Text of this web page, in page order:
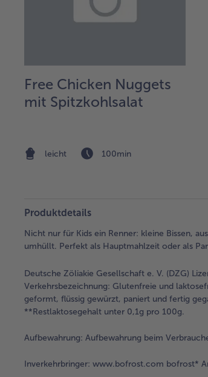
Free Chicken Nuggets
mit Spitzkohlsalat
leicht 100min
Produktdetails
Nicht nur für Kids ein Renner: kleine Bissen,
umhüllt. Perfekt als Hauptmahlzeit oder als
Deutsche Zöliakie Gesellschaft e. V. (DZG)
Verkehrsbezeichnung: Glutenfreie und
geformt, flüssig gewürzt, paniert und fertig
**Restlaktosegehalt unter 0,1g pro 100g.
Aufbewahrung: Aufbewahrung beim
Inverkehrbringer: www.bofrost.com bofrost*